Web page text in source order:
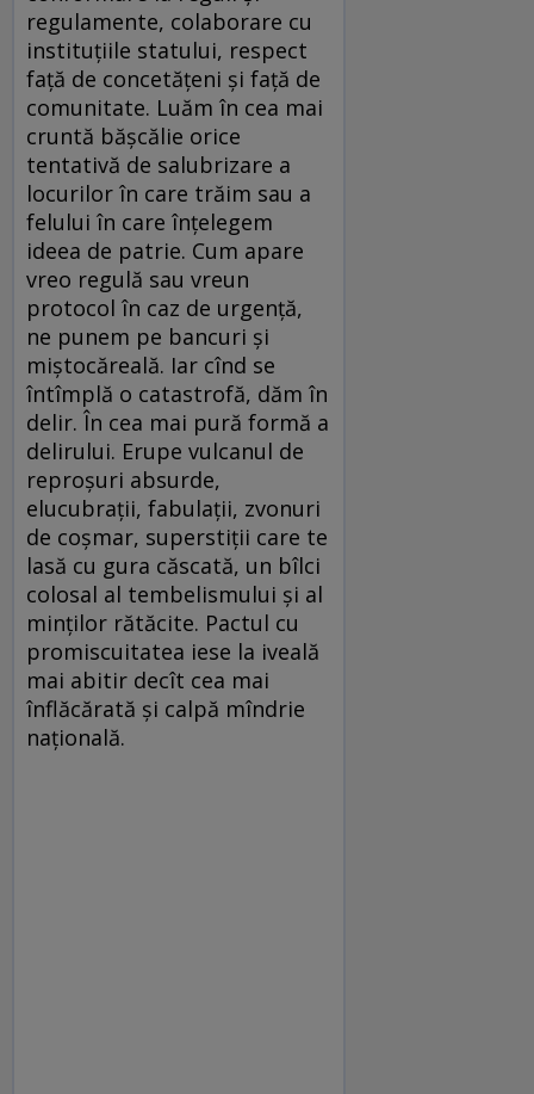
regulamente, colaborare cu
instituțiile statului, respect
față de concetățeni și față de
comunitate. Luăm în cea mai
cruntă bășcălie orice
tentativă de salubrizare a
locurilor în care trăim sau a
felului în care înțelegem
ideea de patrie. Cum apare
vreo regulă sau vreun
protocol în caz de urgență,
ne punem pe bancuri și
miștocăreală. Iar cînd se
întîmplă o catastrofă, dăm în
delir. În cea mai pură formă a
delirului. Erupe vulcanul de
reproșuri absurde,
elucubrații, fabulații, zvonuri
de coșmar, superstiții care te
lasă cu gura căscată, un bîlci
colosal al tembelismului și al
minților rătăcite. Pactul cu
promiscuitatea iese la iveală
mai abitir decît cea mai
înflăcărată și calpă mîndrie
națională.